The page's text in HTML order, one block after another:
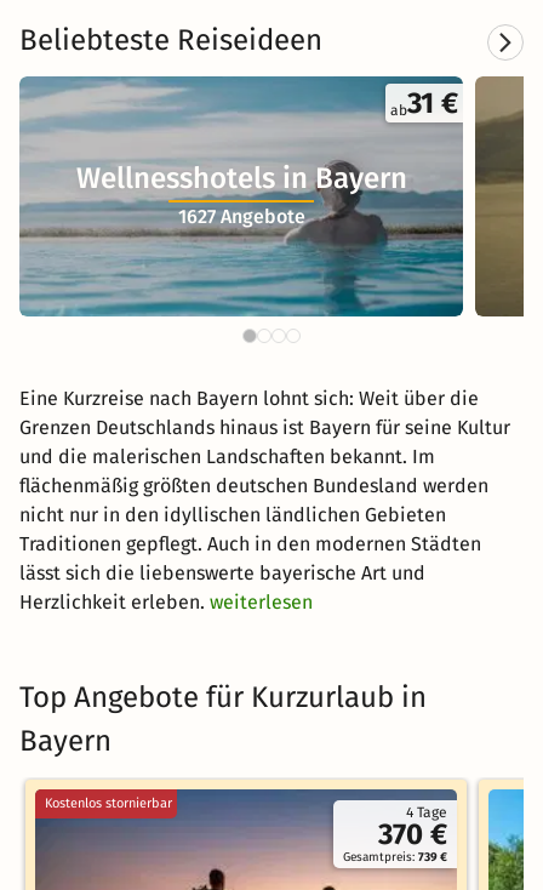
Beliebteste Reiseideen
ab31 €
Wellnesshotels in Bayern
1627 Angebote
Eine Kurzreise nach Bayern lohnt sich: Weit über die
Grenzen Deutschlands hinaus ist Bayern für seine Kultur
und die malerischen Landschaften bekannt. Im
flächenmäßig größten deutschen Bundesland werden
nicht nur in den idyllischen ländlichen Gebieten
Traditionen gepflegt. Auch in den modernen Städten
lässt sich die liebenswerte bayerische Art und
Herzlichkeit erleben. weiterlesen
Top Angebote für Kurzurlaub in
Bayern
4 Tage
370 €
Gesamtpreis:739 €
Kostenlos stornierbar